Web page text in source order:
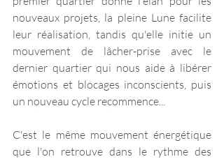
nouveaux projets, la pleine Lune facilite
leur réalisation, tandis qu'elle initie un
mouvement de lâcher-prise avec le
dernier quartier qui nous aide à libérer
émotions et blocages inconscients, puis
un nouveau cycle recommence...
C'est le même mouvement énergétique
que l'on retrouve dans le rythme des